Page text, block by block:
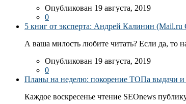
Опубликован 19 августа, 2019
0
5 книг от эксперта: Андрей Калинин (Mail.ru
А ваша милость любите читать? Если да, то
Опубликован 19 августа, 2019
0
Планы на неделю: покорение ТОПа выдачи и
Каждое воскресенье чтение SEOnews